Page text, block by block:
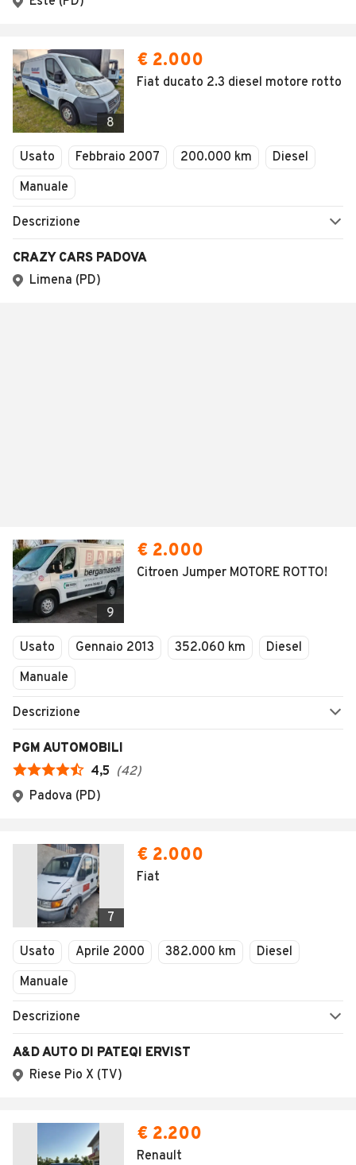
8
€ 2.000
Fiat ducato 2.3 diesel motore rotto
Usato Febbraio 2007 200.000 km
Diesel
Manuale
Descrizione
CRAZY CARS PADOVA
Limena (PD)
9
€ 2.000
Citroen Jumper MOTORE ROTTO!
Usato Gennaio 2013 352.060 km
Diesel
Manuale
Descrizione
PGM AUTOMOBILI
4,5 (42)
Padova (PD)
7
€ 2.000
Fiat
Usato Aprile 2000 382.000 km
Diesel
Manuale
Descrizione
A&D AUTO DI PATEQI ERVIST
Riese Pio X (TV)
€ 2.200
Renault